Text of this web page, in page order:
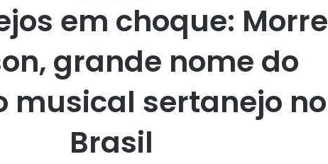
em choque: Morre
grande nome do
musical sertanejo no
Brasil